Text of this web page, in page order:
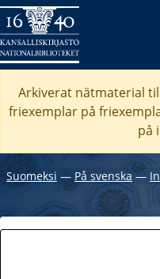
Arkiverat nätmaterial
friexemplar på
på
Suomeksi ― På svenska―